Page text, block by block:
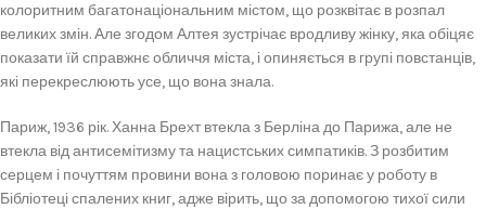
колоритним багатонаціональним містом, що розквітає в розпал
великих змін. Але згодом Алтея зустрічає вродливу жінку, яка обіцяє
показати їй справжнє обличчя міста, і опиняється в групі повстанців,
які перекреслюють усе, що вона знала.
Париж, 1936 рік. Ханна Брехт втекла з Берліна до Парижа, але не
втекла від антисемітизму та нацистських симпатиків. З розбитим
серцем і почуттям провини вона з головою поринає у роботу в
Бібліотеці спалених книг, адже вірить, що за допомогою тихої сили